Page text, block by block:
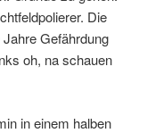
Die
Gefährdung
oh, na schauen
in einem halben